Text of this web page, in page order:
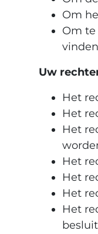
Om
Om
Uw
Het
Het
Het
Het
Het
Het
Het